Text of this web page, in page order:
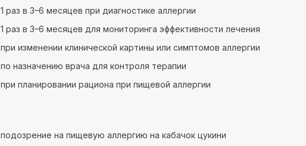
1 раз в 3–6 месяцев при диагностике аллергии
1 раз в 3–6 месяцев для мониторинга эффективности лечения
при изменении клинической картины или симптомов аллергии
по назначению врача для контроля терапии
при планировании рациона при пищевой аллергии
подозрение на пищевую аллергию на кабачок цукини